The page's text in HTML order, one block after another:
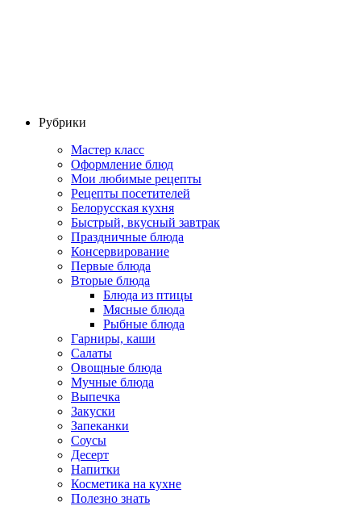
Рубрики
Мастер класс
Оформление блюд
Мои любимые рецепты
Рецепты посетителей
Белорусская кухня
Быстрый, вкусный завтрак
Праздничные блюда
Консервирование
Первые блюда
Вторые блюда
Блюда из птицы
Мясные блюда
Рыбные блюда
Гарниры, каши
Салаты
Овощные блюда
Мучные блюда
Выпечка
Закуски
Запеканки
Соусы
Десерт
Напитки
Косметика на кухне
Полезно знать